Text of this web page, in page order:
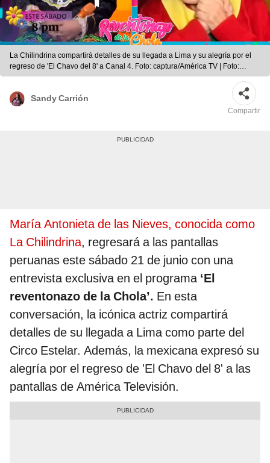
La Chilindrina compartirá detalles de su llegada a Lima y su alegría por el
regreso de 'El Chavo del 8' a Canal 4. Foto: captura/América TV | Foto:
captura/América TV
Sandy Carrión
Compartir
María Antonieta de las Nieves, conocida como
La Chilindrina, regresará a las pantallas
peruanas este sábado 21 de junio con una
entrevista exclusiva en el programa‘El
reventonazo de la Chola’. En esta
conversación, la icónica actriz compartirá
detalles de su llegada a Lima como parte del
Circo Estelar. Además, la mexicana expresó su
alegría por el regreso de 'El Chavo del 8' a las
pantallas de América Televisión.